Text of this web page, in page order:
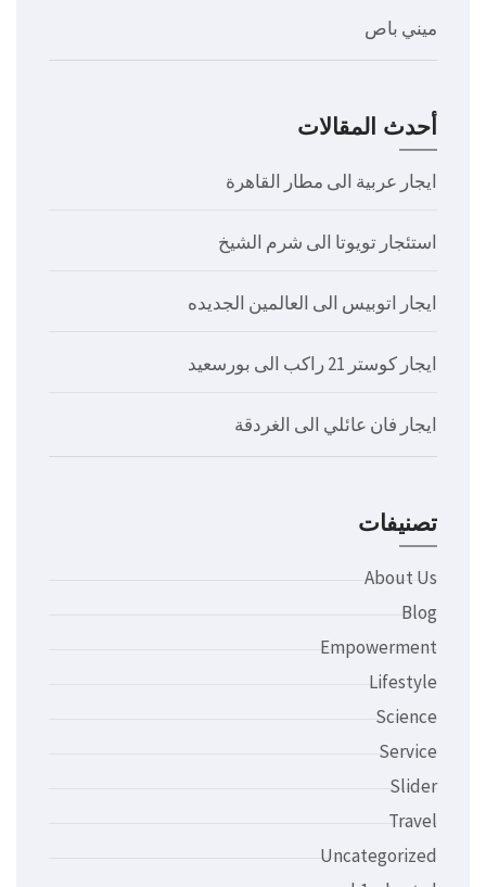
ميني باص
أحدث المقالات
ايجار عربية الى مطار القاهرة
استئجار تويوتا الى شرم الشيخ
ايجار اتوبيس الى العالمين الجديده
ايجار كوستر 21 راكب الى بورسعيد
ايجار فان عائلي الى الغردقة
تصنيفات
About Us
Blog
Empowerment
Lifestyle
Science
Service
Slider
Travel
Uncategorized